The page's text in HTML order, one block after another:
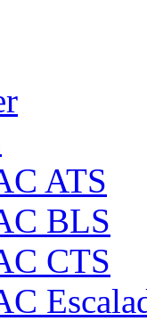
ATS
BLS
CTS